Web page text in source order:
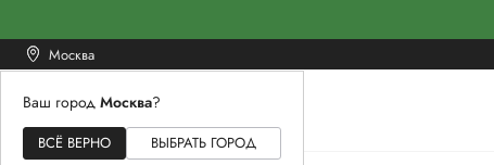
Москва
Ваш город Москва?
ВСЁ ВЕРНО ВЫБРАТЬ ГОРОД
ЖЕНСКОЕМУЖСКОЕ